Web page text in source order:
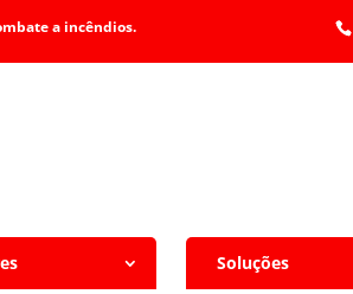
a incêndios.
Soluções